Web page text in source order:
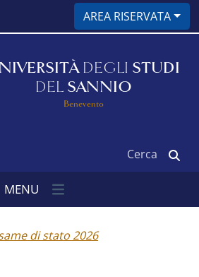
AREA RISERVATA
DEGLI STUDI
DEL SANNIO
Benevento
MENU
di stato 2026